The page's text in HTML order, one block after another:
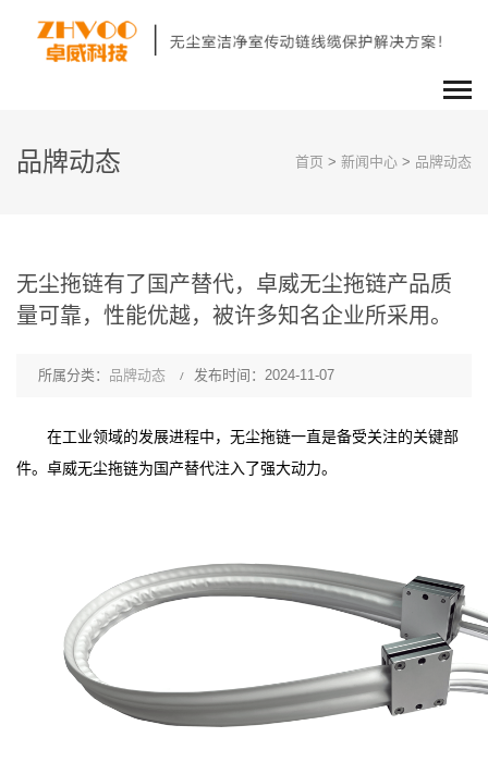
品牌动态 首页 > 新闻中心 > 品牌动态
无尘拖链有了国产替代，卓威无尘拖链产品质
量可靠，性能优越，被许多知名企业所采用。
所属分类： 品牌动态 发布时间：2024-11-07
在工业领域的发展进程中，无尘拖链一直是备受关注的关键部
件。卓威无尘拖链为国产替代注入了强大动力。